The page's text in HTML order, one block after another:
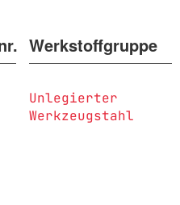
Werkstoffgruppe
Unlegierter
Werkzeugstahl